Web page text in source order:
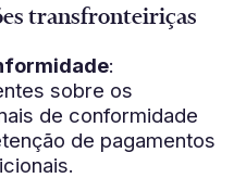
transfronteiriças
:
sobre os
de conformidade
de pagamentos